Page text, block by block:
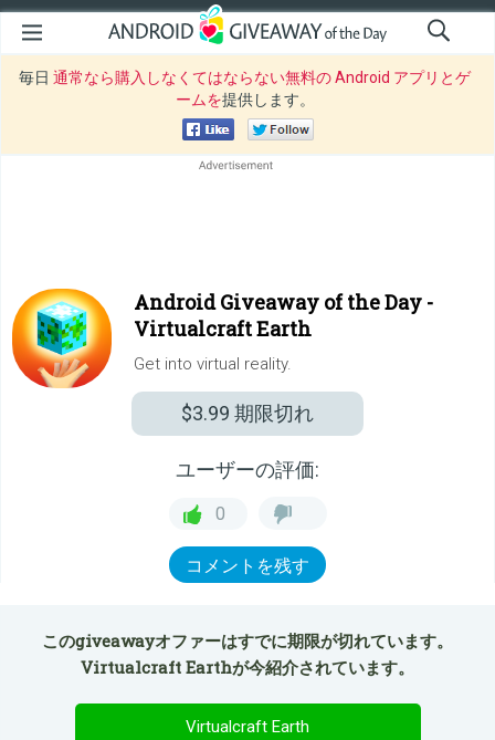
毎日 通常なら購入しなくてはならない無料の Android アプリとゲ
ームを提供します。
Android Giveaway of the Day -
Virtualcraft Earth
Get into virtual reality.
$3.99 期限切れ
ユーザーの評価:
0
コメントを残す
このgiveawayオファーはすでに期限が切れています。
Virtualcraft Earthが今紹介されています。
Virtualcraft Earth